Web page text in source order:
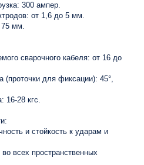
300 ампер.
от 1,6 до 5 мм.
75 мм.
сварочного кабеля: от 16 до
(проточки для фиксации): 45°,
16-28 кгс.
и стойкость к ударам и
всех пространственных